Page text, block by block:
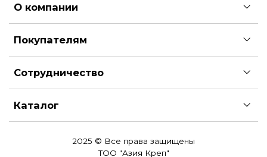
О компании
Покупателям
Сотрудничество
Каталог
2025 © Все права защищены
ТОО "Азия Креп"